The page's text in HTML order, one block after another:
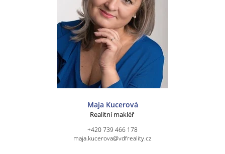
Maja Kucerová
Realitní makléř
+420 739 466 178
maja.kucerova@vdfreality.cz